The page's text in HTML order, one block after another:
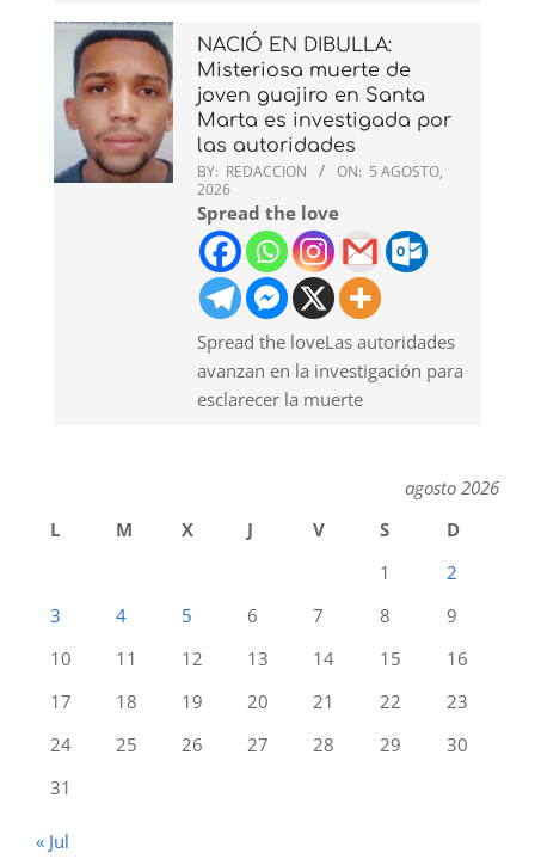
NACIÓ EN DIBULLA:
Misteriosa muerte de
joven guajiro en Santa
Marta es investigada por
las autoridades
BY: REDACCION ON: 5 AGOSTO,
2026
Spread the love
Spread the loveLas autoridades
avanzan en la investigación para
esclarecer la muerte
agosto 2026
L
M X J V S
D
1
2
3
4 5 6 7 8
9
10
11 12 13 14 15
16
17
18 19 20 21 22
23
24
25 26 27 28 29
30
31
« Jul